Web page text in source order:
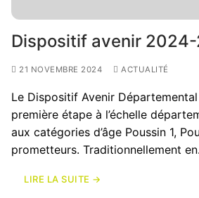
Dispositif avenir
21 NOVEMBRE 2024 ACTUALITÉ
Le Dispositif Avenir
première étape à l’échelle
aux catégories d’âge Poussin 1,
prometteurs. Traditionnellement
LIRE LA SUITE →